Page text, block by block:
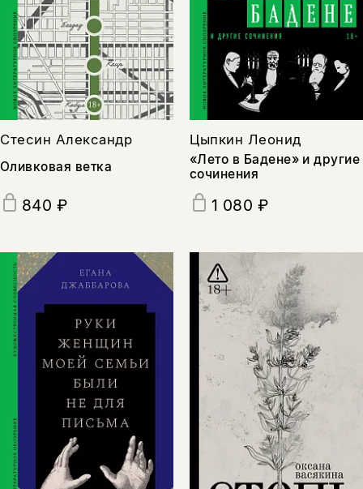
Стесин Александр
Оливковая ветка
840 ₽
Цыпкин Леонид
«Лето в Бадене» и другие
сочинения
1 080 ₽